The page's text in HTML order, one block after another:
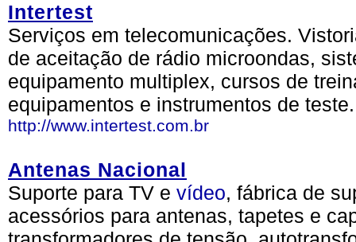
Intertest
Serviços em telecomunicações.
de aceitação de rádio microondas,
equipamento multiplex, cursos de
equipamentos e instrumentos de
http://www.intertest.com.br
Antenas Nacional
Suporte para TV e vídeo, fábrica de
acessórios para antenas, tapetes e